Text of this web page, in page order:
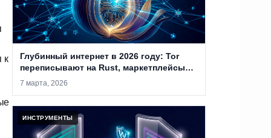
к
Глубинный интернет в 2026 году: Tor
переписывают на Rust, маркетплейсы
закрывают, а анонимность уже не
7 марта, 2026
ИНСТРУМЕНТЫ